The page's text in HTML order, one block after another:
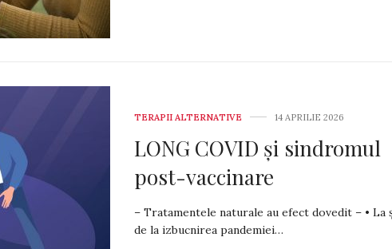
TERAPII ALTERNATIVE 14 APRILIE 2026
LONG COVID și sindromul
post-vaccinare
– Tratamentele naturale au efect dovedit – • La
de la izbucnirea pandemiei…